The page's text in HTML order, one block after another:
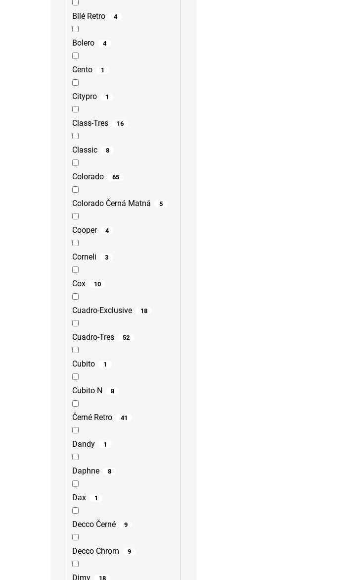
Bílé Retro 4
Bolero 4
Cento 1
Citypro 1
Class-Tres 16
Classic 8
Colorado 65
Colorado Černá Matná 5
Cooper 4
Corneli 3
Cox 10
Cuadro-Exclusive 18
Cuadro-Tres 52
Cubito 1
Cubito N 8
Černé Retro 41
Dandy 1
Daphne 8
Dax 1
Decco Černé 9
Decco Chrom 9
Dimy 18